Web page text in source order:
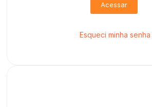
Acessar
Esqueci minha senha